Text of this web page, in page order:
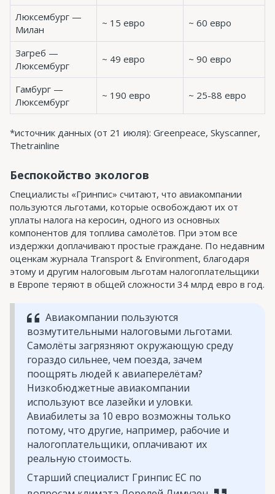
Люксембург —
Милан
~ 15 евро ~ 60 евро
Загреб —
Люксембург
~ 49 евро ~ 90 евро
Гамбург —
Люксембург
~ 190 евро ~ 25-88 евро
*источник данных (от 21 июля): Greenpeace, Skyscanner,
Thetrainline
Беспокойство экологов
Специалисты «Гринпис» считают, что авиакомпании
пользуются льготами, которые освобождают их от
уплаты налога на керосин, одного из основных
компонентов для топлива самолётов. При этом все
издержки доплачивают простые граждане. По недавним
оценкам журнала Transport & Environment, благодаря
этому и другим налоговым льготам налогоплательщики
в Европе теряют в общей сложности 34 млрд евро в год.
Авиакомпании пользуются
возмутительными налоговыми льготами.
Самолёты загрязняют окружающую среду
гораздо сильнее, чем поезда, зачем
поощрять людей к авиаперелётам?
Низкобюджетные авиакомпании
используют все лазейки и уловки.
Авиабилеты за 10 евро возможны только
потому, что другие, например, рабочие и
налогоплательщики, оплачивают их
реальную стоимость.
Старший специалист Гринпис ЕС по